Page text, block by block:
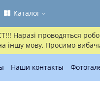
Наразі проводяться
іншу мову, Просимо
Каталог
Наши контакты